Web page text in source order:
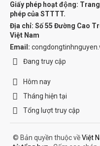
Giấy phép hoạt động:
phép của STTTT.
Địa chỉ: Số 55 Đường Cao
Việt Nam
Email:
Đang truy cập
Hôm nay
Tháng hiện tại
Tổng lượt truy cập
© Bản quyền thuộc vềViệt